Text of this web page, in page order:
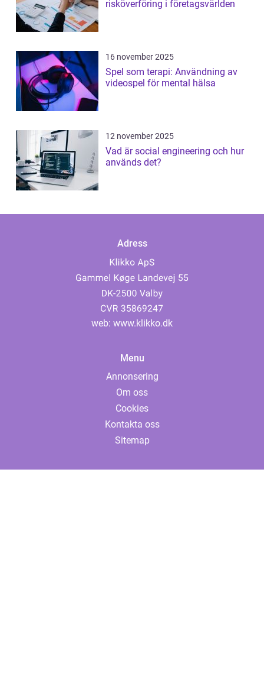
risköverföring i företagsvärlden
16 november 2025
Spel som terapi: Användning av
videospel för mental hälsa
12 november 2025
Vad är social engineering och hur
används det?
Adress
web: www.klikko.dk
Menu
Annonsering
Om oss
Cookies
Kontakta oss
Sitemap